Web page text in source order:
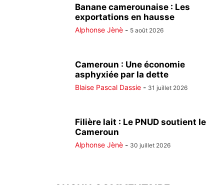
Banane camerounaise : Les
exportations en hausse
Alphonse Jènè - 5 août 2026
Cameroun : Une économie
asphyxiée par la dette
Blaise Pascal Dassie - 31 juillet 2026
Filière lait : Le PNUD soutient le
Cameroun
Alphonse Jènè - 30 juillet 2026